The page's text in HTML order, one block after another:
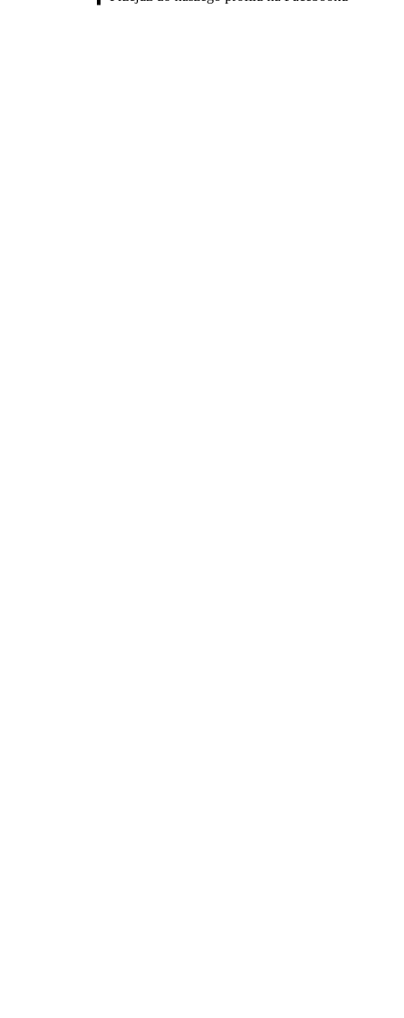
Facebook - otwiera się w nowej karcie